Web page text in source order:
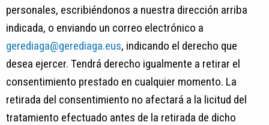
personales, escribiéndonos a nuestra dirección arriba
indicada, o enviando un correo electrónico a
gerediaga@gerediaga.eus, indicando el derecho que
desea ejercer. Tendrá derecho igualmente a retirar el
consentimiento prestado en cualquier momento. La
retirada del consentimiento no afectará a la licitud del
tratamiento efectuado antes de la retirada de dicho